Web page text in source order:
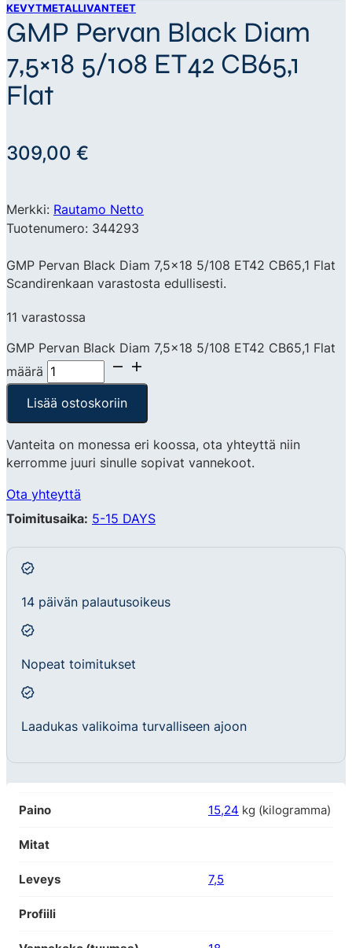
KEVYTMETALLIVANTEET
GMP Pervan Black Diam
7,5×18 5/108 ET42 CB65,1
Flat
309,00 €
Merkki: Rautamo Netto
Tuotenumero: 344293
GMP Pervan Black Diam 7,5×18 5/108 ET42 CB65,1 Flat
Scandirenkaan varastosta edullisesti.
11 varastossa
GMP Pervan Black Diam 7,5x18 5/108 ET42 CB65,1 Flat
määrä
Lisää ostoskoriin
Vanteita on monessa eri koossa, ota yhteyttä niin
kerromme juuri sinulle sopivat vannekoot.
Ota yhteyttä
Toimitusaika: 5-15 DAYS
14 päivän palautusoikeus
Nopeat toimitukset
Laadukas valikoima turvalliseen ajoon
Paino 15,24 kg (kilogramma)
Mitat
Leveys 7,5
Profiili